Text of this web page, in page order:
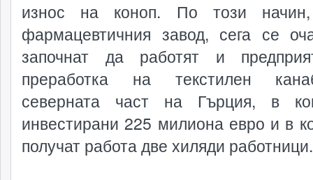
износ на коноп. По този
фармацевтичния завод, сега се
започнат да работят и
преработка на текстилен
северната част на Гърция, в
инвестирани 225 милиона евро и в
получат работа две хиляди работници.